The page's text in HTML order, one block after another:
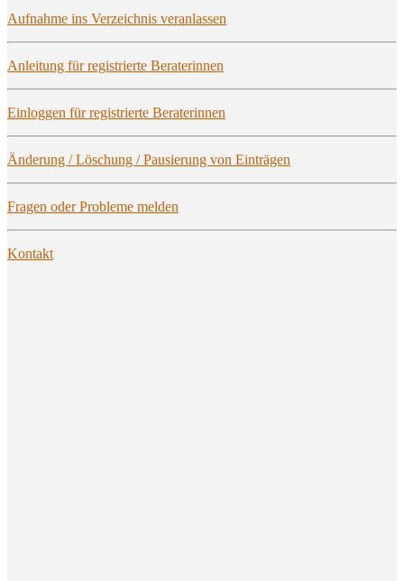
Auf­nah­me ins Ver­zeich­nis veranlassen
Anlei­tung für regis­trier­te Beraterinnen
Ein­log­gen für regis­trier­te Beraterinnen
Ände­rung / Löschung / Pau­sie­rung von Einträgen
Fra­gen oder Pro­ble­me melden
Kon­takt